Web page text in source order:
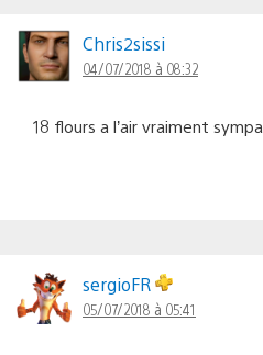
Chris2sissi
04/07/2018 à 08:32
18 flours a l’air vraiment sympa.
sergioFR
05/07/2018 à 05:41